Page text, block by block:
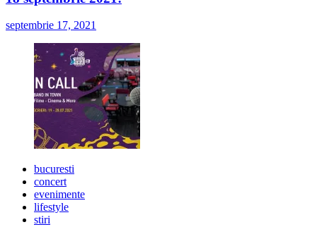
septembrie 17, 2021
bucuresti
concert
evenimente
lifestyle
stiri